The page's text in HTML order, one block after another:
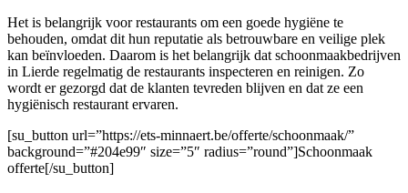
Het is belangrijk voor restaurants om een goede hygiëne te
behouden, omdat dit hun reputatie als betrouwbare en veilige plek
kan beïnvloeden. Daarom is het belangrijk dat schoonmaakbedrijven
in Lierde regelmatig de restaurants inspecteren en reinigen. Zo
wordt er gezorgd dat de klanten tevreden blijven en dat ze een
hygiënisch restaurant ervaren.
[su_button url=”https://ets-minnaert.be/offerte/schoonmaak/”
background=”#204e99″ size=”5″ radius=”round”]Schoonmaak
offerte[/su_button]